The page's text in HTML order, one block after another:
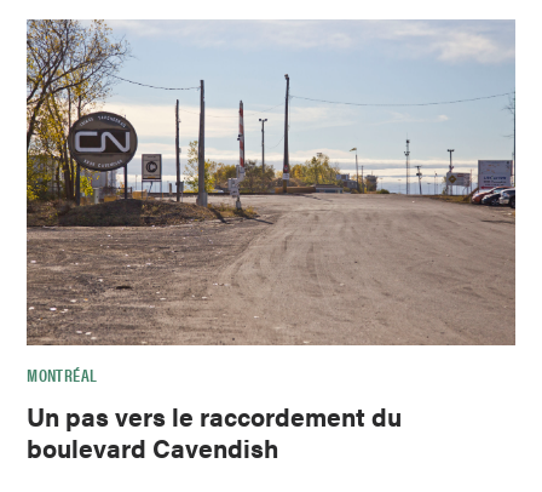
MONTRÉAL
Un pas vers le raccordement du
boulevard Cavendish